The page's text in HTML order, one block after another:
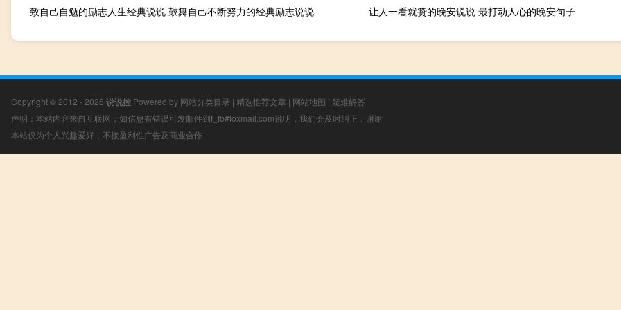
致自己自勉的励志人生经典说说 鼓舞自己不断努力的经典励志说说 让人一看就赞的晚安说说 最打动人心的晚安句子
Copyright © 2012 - 2026 说说控 Powered by 网站分类目录 | 精选推荐文章 | 网站地图 | 疑难解答
声明：本站内容来自互联网，如信息有错误可发邮件到f_fb#foxmail.com说明，我们会及时纠正，谢谢
本站仅为个人兴趣爱好，不接盈利性广告及商业合作